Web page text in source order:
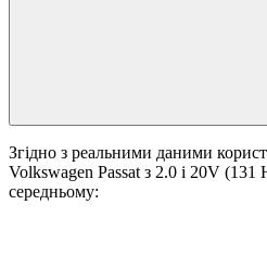
Згідно з реальними даними
Volkswagen Passat з 2.0 i 20V (131
середньому: